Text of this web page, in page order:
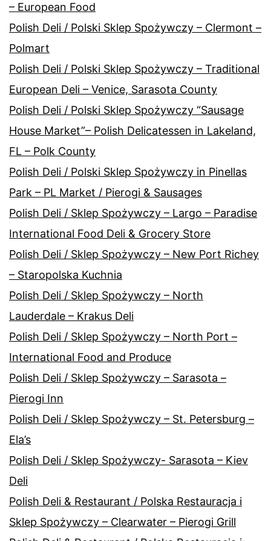
– European Food
Polish Deli / Polski Sklep Spożywczy – Clermont –
Polmart
Polish Deli / Polski Sklep Spożywczy – Traditional
European Deli – Venice, Sarasota County
Polish Deli / Polski Sklep Spożywczy “Sausage
House Market”– Polish Delicatessen in Lakeland,
FL – Polk County
Polish Deli / Polski Sklep Spożywczy in Pinellas
Park – PL Market / Pierogi & Sausages
Polish Deli / Sklep Spożywczy – Largo – Paradise
International Food Deli & Grocery Store
Polish Deli / Sklep Spożywczy – New Port Richey
– Staropolska Kuchnia
Polish Deli / Sklep Spożywczy – North
Lauderdale – Krakus Deli
Polish Deli / Sklep Spożywczy – North Port –
International Food and Produce
Polish Deli / Sklep Spożywczy – Sarasota –
Pierogi Inn
Polish Deli / Sklep Spożywczy – St. Petersburg –
Ela’s
Polish Deli / Sklep Spożywczy- Sarasota – Kiev
Deli
Polish Deli & Restaurant / Polska Restauracja i
Sklep Spożywczy – Clearwater – Pierogi Grill